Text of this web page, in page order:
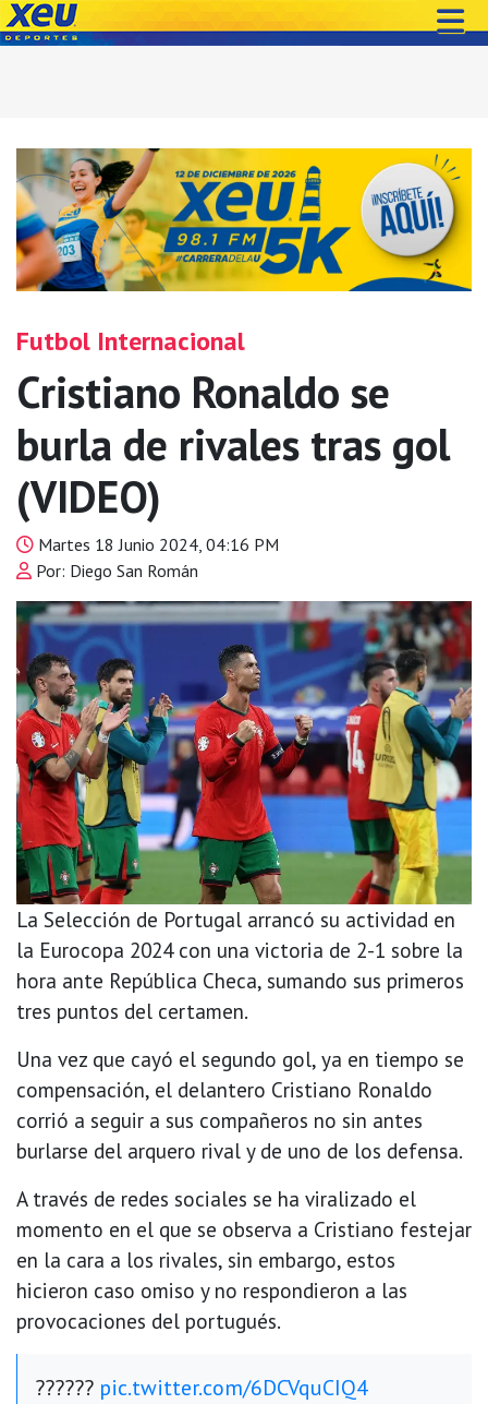
Futbol Internacional
Cristiano Ronaldo se
burla de rivales tras gol
(VIDEO)
Martes 18 Junio 2024, 04:16 PM
Por: Diego San Román
La Selección de Portugal arrancó su actividad en
la Eurocopa 2024 con una victoria de 2-1 sobre la
hora ante República Checa, sumando sus primeros
tres puntos del certamen.
Una vez que cayó el segundo gol, ya en tiempo se
compensación, el delantero Cristiano Ronaldo
corrió a seguir a sus compañeros no sin antes
burlarse del arquero rival y de uno de los defensa.
A través de redes sociales se ha viralizado el
momento en el que se observa a Cristiano festejar
en la cara a los rivales, sin embargo, estos
hicieron caso omiso y no respondieron a las
provocaciones del portugués.
?????? pic.twitter.com/6DCVquCIQ4